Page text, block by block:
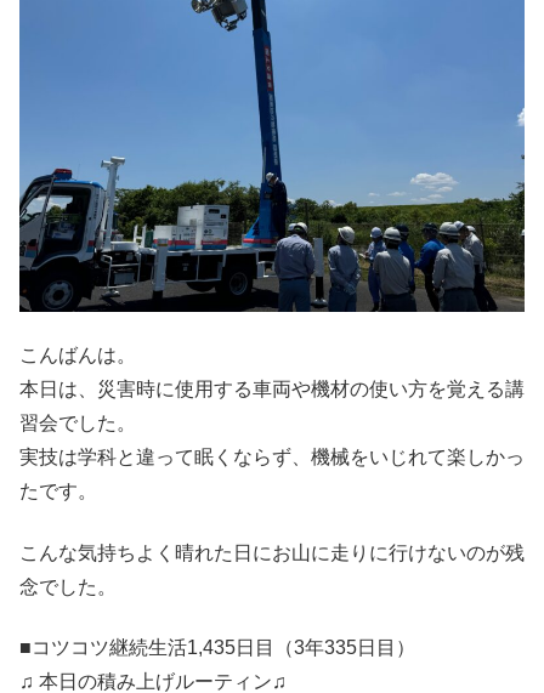
こんばんは。
本日は、災害時に使用する車両や機材の使い方を覚える講
習会でした。
実技は学科と違って眠くならず、機械をいじれて楽しかっ
たです。
こんな気持ちよく晴れた日にお山に走りに行けないのが残
念でした。
■コツコツ継続生活1,435日目（3年335日目）
♫ 本日の積み上げルーティン♫